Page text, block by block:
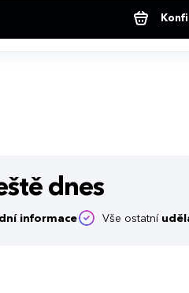
dnes
informace Vše ostatní